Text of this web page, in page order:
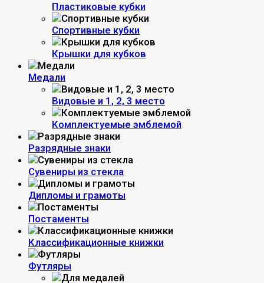
Пластиковые кубки
Спортивные кубки
Крышки для кубков
Медали
Видовые и 1, 2, 3 место
Комплектуемые эмблемой
Разрядные знаки
Сувениры из стекла
Дипломы и грамоты
Постаменты
Классификационные книжки
Футляры